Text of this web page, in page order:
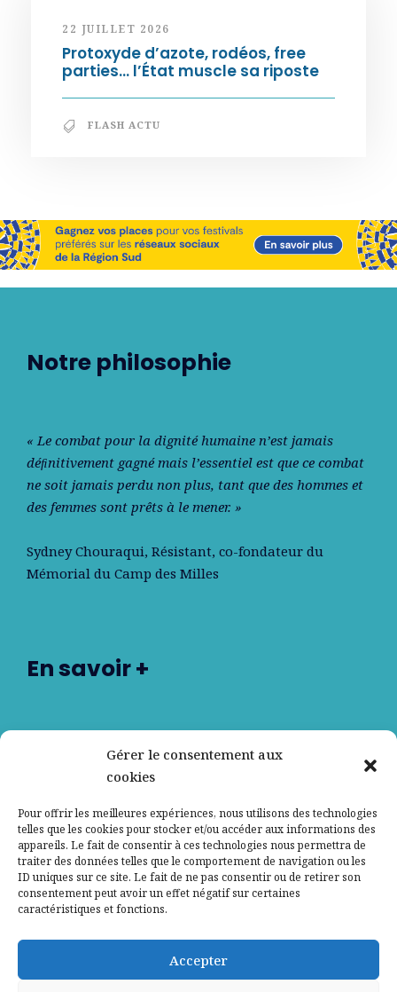
Gérer le consentement aux
cookies
Pour offrir les meilleures expériences, nous utilisons des technologies
telles que les cookies pour stocker et/ou accéder aux informations des
appareils. Le fait de consentir à ces technologies nous permettra de
traiter des données telles que le comportement de navigation ou les
ID uniques sur ce site. Le fait de ne pas consentir ou de retirer son
consentement peut avoir un effet négatif sur certaines
caractéristiques et fonctions.
Accepter
22 JUILLET 2026
Protoxyde d’azote, rodéos, free
parties… l’État muscle sa riposte
FLASH ACTU
Notre philosophie
« Le combat pour la dignité humaine n’est jamais
déﬁnitivement gagné mais l’essentiel est que ce combat
ne soit jamais perdu non plus, tant que des hommes et
des femmes sont prêts à le mener. »
Sydney Chouraqui, Résistant, co-fondateur du
Mémorial du Camp des Milles
En savoir +
Contactez-nous
Mentions légales